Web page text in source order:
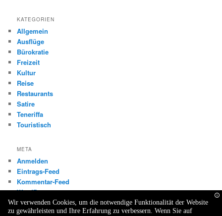
KATEGORIEN
Allgemein
Ausflüge
Bürokratie
Freizeit
Kultur
Reise
Restaurants
Satire
Teneriffa
Touristisch
META
Anmelden
Eintrags-Feed
Kommentar-Feed
WordPress.org
Wir verwenden Cookies, um die notwendige Funktionalität der Website
zu gewährleisten und Ihre Erfahrung zu verbessern. Wenn Sie auf